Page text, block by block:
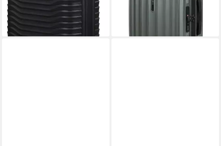
Polypropylen
lieferbar - in 2-3 Werktagen bei dir
+1